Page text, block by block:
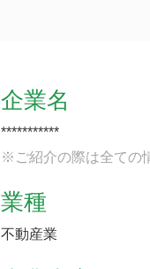
企業名
***********
※ご紹介の際は全ての
業種
不動産業